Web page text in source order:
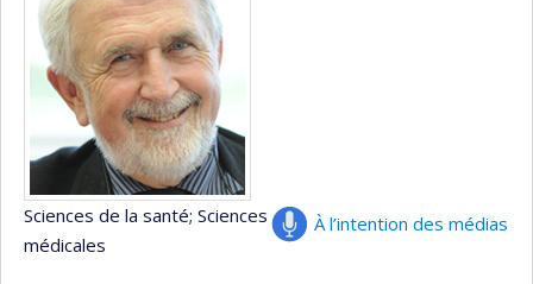
À l’intention des médias
Sciences de la santé; Sciences
médicales